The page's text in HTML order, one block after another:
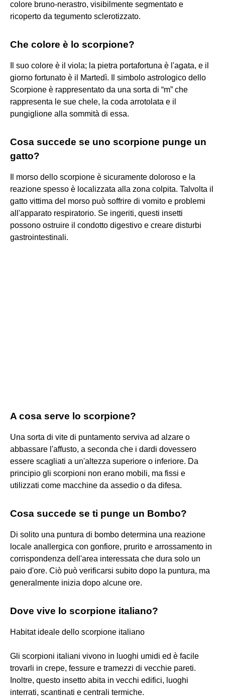
colore bruno-nerastro, visibilmente segmentato e
ricoperto da tegumento sclerotizzato.
Che colore è lo scorpione?
Il suo colore è il viola; la pietra portafortuna è l'agata, e il
giorno fortunato è il Martedì. Il simbolo astrologico dello
Scorpione è rappresentato da una sorta di “m” che
rappresenta le sue chele, la coda arrotolata e il
pungiglione alla sommità di essa.
Cosa succede se uno scorpione punge un
gatto?
Il morso dello scorpione è sicuramente doloroso e la
reazione spesso è localizzata alla zona colpita. Talvolta il
gatto vittima del morso può soffrire di vomito e problemi
all'apparato respiratorio. Se ingeriti, questi insetti
possono ostruire il condotto digestivo e creare disturbi
gastrointestinali.
A cosa serve lo scorpione?
Una sorta di vite di puntamento serviva ad alzare o
abbassare l'affusto, a seconda che i dardi dovessero
essere scagliati a un'altezza superiore o inferiore. Da
principio gli scorpioni non erano mobili, ma fissi e
utilizzati come macchine da assedio o da difesa.
Cosa succede se ti punge un Bombo?
Di solito una puntura di bombo determina una reazione
locale anallergica con gonfiore, prurito e arrossamento in
corrispondenza dell'area interessata che dura solo un
paio d'ore. Ciò può verificarsi subito dopo la puntura, ma
generalmente inizia dopo alcune ore.
Dove vive lo scorpione italiano?
Habitat ideale dello scorpione italiano
Gli scorpioni italiani vivono in luoghi umidi ed è facile
trovarli in crepe, fessure e tramezzi di vecchie pareti.
Inoltre, questo insetto abita in vecchi edifici, luoghi
interrati, scantinati e centrali termiche.